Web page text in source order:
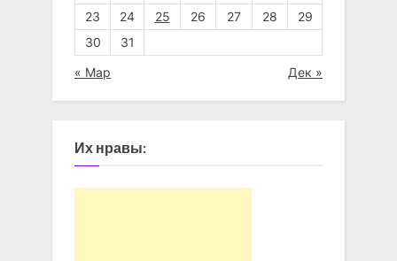
23
24 25 26 27 28
29
30
31
« Мар Дек »
Их нравы: